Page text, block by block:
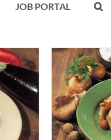
JOB PORTAL